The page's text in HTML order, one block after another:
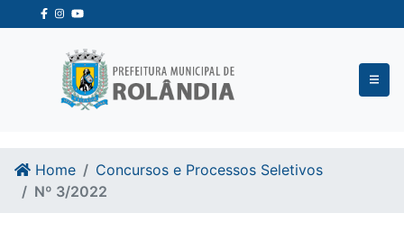
Ir para o conteudo
Ir para o fim do conteudo
Home
Concursos e Processos Seletivos
Nº 3/2022